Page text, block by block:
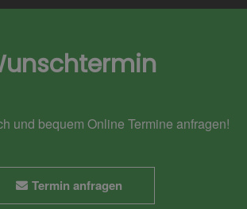
und bequem Online Termine anfragen!
Termin anfragen